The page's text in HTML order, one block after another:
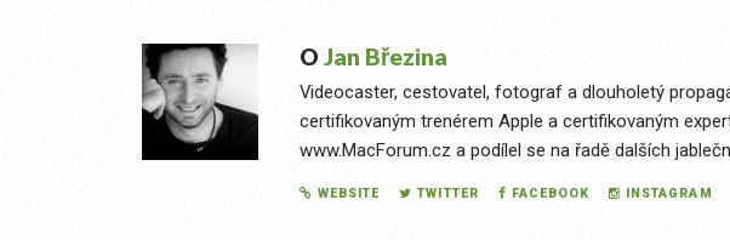
O Jan Březina
Videocaster, cestovatel, fotograf a dlouholetý
certifikovaným trenérem Apple a certifikovaným
www.MacForum.cz a podílel se na řadě dalších
WEBSITE TWITTER FACEBOOK INSTAGRAM